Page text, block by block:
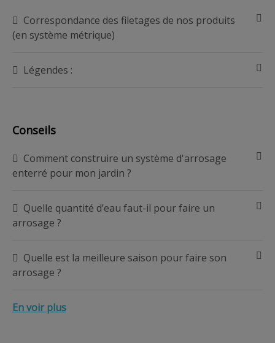
Correspondance des filetages de nos produits
(en système métrique)
Légendes :
Conseils
Comment construire un système d'arrosage
enterré pour mon jardin ?
Quelle quantité d’eau faut-il pour faire un
arrosage ?
Quelle est la meilleure saison pour faire son
arrosage ?
En voir plus